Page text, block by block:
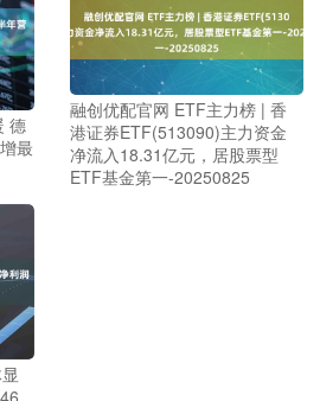
德
最
融创优配官网 ETF主力榜 | 香
港证券ETF(513090)主力资金
净流入18.31亿元，居股票型
ETF基金第一-20250825